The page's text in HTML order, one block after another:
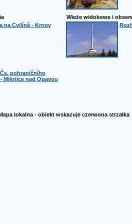
na Cvilíně - Krnov
Wieże widokowe i
pohraničního
Milotice nad Opavou
lokalna - obiekt wskazuje czerwona strzałka